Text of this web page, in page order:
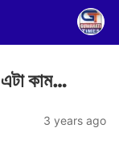
এটা কাম…
3 years ago